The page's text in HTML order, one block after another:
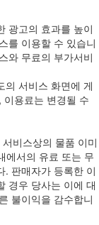
광고의 효과를 높이
를 이용할 수 있습니
와 무료의 부가서비
의 서비스 화면에 게
용료는 변경될 수
비스상의 물품 이미
에서의 유료 또는 무
. 판매자가 등록한 이
경우 당사는 이에 대
불이익을 감수합니